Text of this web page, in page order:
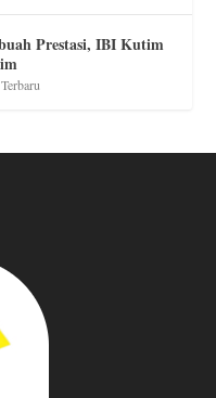
Prestasi, IBI Kutim
,Terbaru